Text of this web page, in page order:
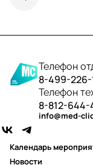
Телефон
8-499-
Телефон
8-812-
info@med-
Календарь
Новости